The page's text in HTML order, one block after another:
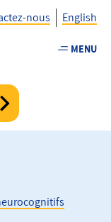
nous English
MENU